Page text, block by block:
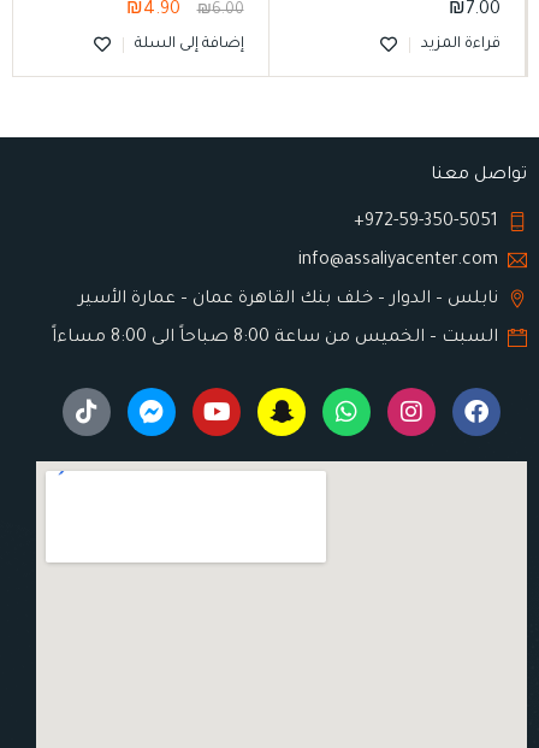
₪7.00
قراءة المزيد
₪6.00
₪4.90
إضافة إلى السلة
تواصل معنا
972-59-350-5051+
info@assaliyacenter.com
نابلس – الدوار – خلف بنك القاهرة عمان – عمارة الأسير
السبت – الخميس من ساعة 8:00 صباحاً الى 8:00 مساءاً